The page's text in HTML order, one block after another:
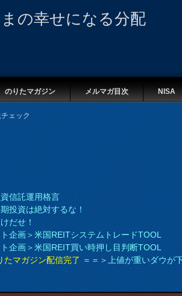
の幸せになる分配
のりたマガジン メルマガ目次 NISA
ェック
信託運用格言
投資は絶対するな！
だせ！
企画＞米国REITシステムトレードTOOL
企画＞米国REIT買い時押し目判断TOOL
マガジン配信完了＝＝＞上値が重いダウが